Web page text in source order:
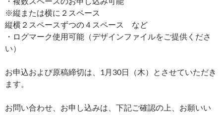
※縦または横に２スペース
縦横２スペースずつの４スペース など
・ログマーク使用可能（デザインファイルをご提供くださ
い）
お申込および原稿締切は、1月30日（木）とさせていただき
ます。
お問い合わせ、お申し込みは、下記ご確認の上、お願いい